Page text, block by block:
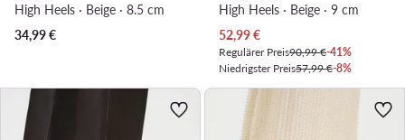
High Heels · Beige · 8.5 cm
34,99€
High Heels · Beige · 9 cm
Aktueller Preis
52,99€
Regulärer Preis90,99 €-41%
Niedrigster Preis57,99 €-8%